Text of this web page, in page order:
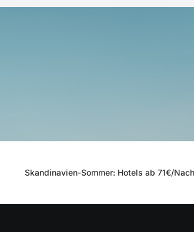
Skandinavien-Sommer: Hotels ab 71€/